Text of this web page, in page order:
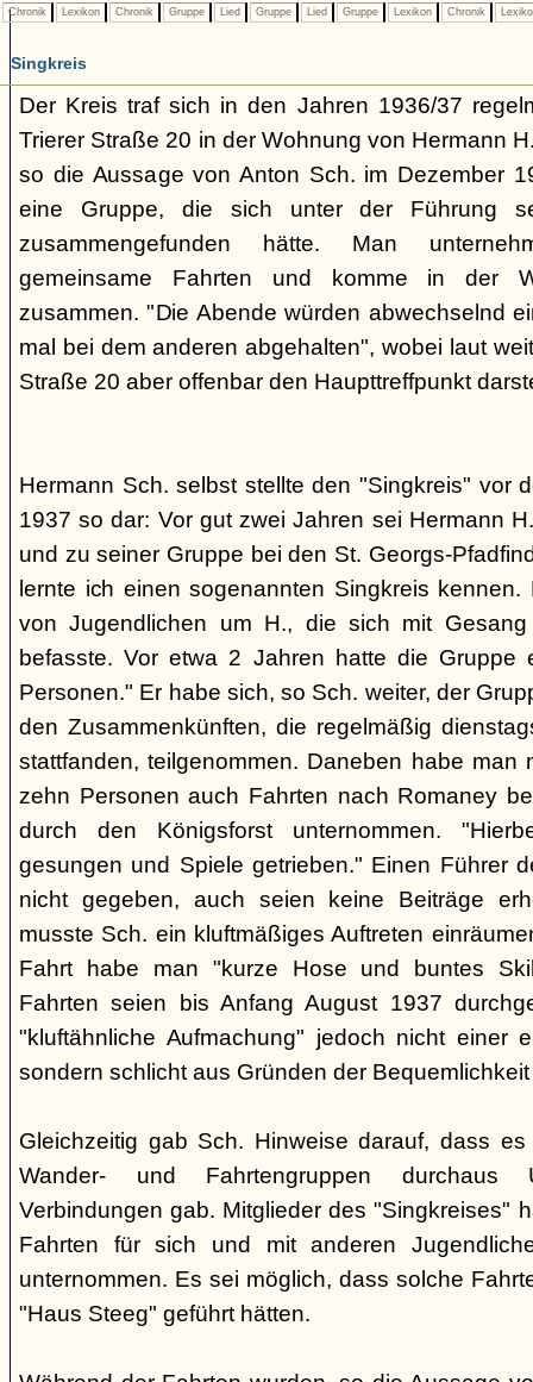
Chronik Lexikon Chronik Gruppe Lied Gruppe Lied Gruppe Lexikon Chronik
Singkreis
Der Kreis traf sich in den Jahren 1936/37
Trierer Straße 20 in der Wohnung von Hermann
so die Aussage von Anton Sch. im Dezember
eine Gruppe, die sich unter der Führung
zusammengefunden hätte. Man
gemeinsame Fahrten und komme in der
zusammen. "Die Abende würden abwechselnd
mal bei dem anderen abgehalten", wobei laut
Straße 20 aber offenbar den Haupttreffpunkt
Hermann Sch. selbst stellte den "Singkreis" vor
1937 so dar: Vor gut zwei Jahren sei Hermann
und zu seiner Gruppe bei den St. Georgs-
lernte ich einen sogenannten Singkreis
von Jugendlichen um H., die sich mit
befasste. Vor etwa 2 Jahren hatte die Gruppe
Personen." Er habe sich, so Sch. weiter, der
den Zusammenkünften, die regelmäßig
stattfanden, teilgenommen. Daneben habe man
zehn Personen auch Fahrten nach Romaney
durch den Königsforst unternommen.
gesungen und Spiele getrieben." Einen Führer
nicht gegeben, auch seien keine Beiträge
musste Sch. ein kluftmäßiges Auftreten
Fahrt habe man "kurze Hose und buntes
Fahrten seien bis Anfang August 1937
"kluftähnliche Aufmachung" jedoch nicht einer
sondern schlicht aus Gründen der
Gleichzeitig gab Sch. Hinweise darauf, dass
Wander- und Fahrtengruppen durchaus
Verbindungen gab. Mitglieder des "Singkreises"
Fahrten für sich und mit anderen
unternommen. Es sei möglich, dass solche
"Haus Steeg" geführt hätten.